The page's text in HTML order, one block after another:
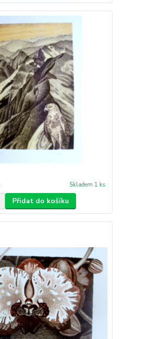
Skladem 1 ks
Přidat do košíku